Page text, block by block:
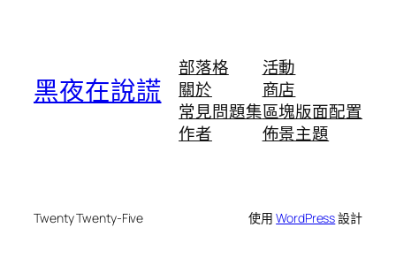
黑夜在說謊
部落格
關於
常見問題集
作者
活動
商店
區塊版面配置
佈景主題
Twenty Twenty-Five 使用WordPress設計